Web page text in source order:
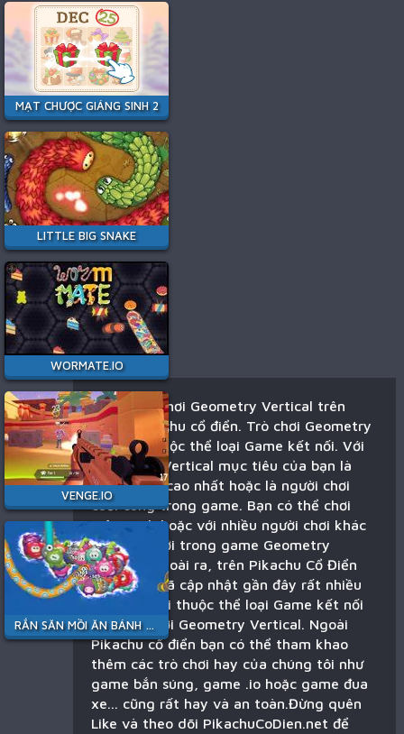
MẠT CHƯỢC GIÁNG SINH 2
LITTLE BIG SNAKE
WORMATE.IO
VENGE.IO
RẮN SĂN MỒI ĂN BÁNH KẸO
Bạn đang chơi Geometry Vertical trên
game Pikachu cổ điển. Trò chơi Geometry
Vertical thuộc thể loại Game kết nối. Với
Geometry Vertical mục tiêu của bạn là
dành điểm cao nhất hoặc là người chơi
cuối cùng trong game. Bạn có thể chơi
một mình hoặc với nhiều người chơi khác
trên thế giới trong game Geometry
Vertical. Ngoài ra, trên Pikachu Cổ Điển
chúng tôi đã cập nhật gần đây rất nhiều
trò chơi mới thuộc thể loại Game kết nối
tương tự với Geometry Vertical. Ngoài
Pikachu cổ điển bạn có thể tham khao
thêm các trò chơi hay của chúng tôi như
game bắn súng, game .io hoặc game đua
xe... cũng rất hay và an toàn.Đừng quên
Like và theo dõi PikachuCoDien.net để